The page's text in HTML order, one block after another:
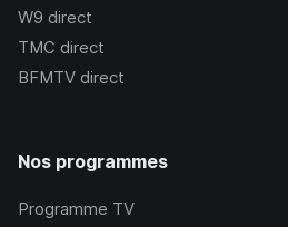
W9 direct
TMC direct
BFMTV direct
Nos programmes
Programme TV